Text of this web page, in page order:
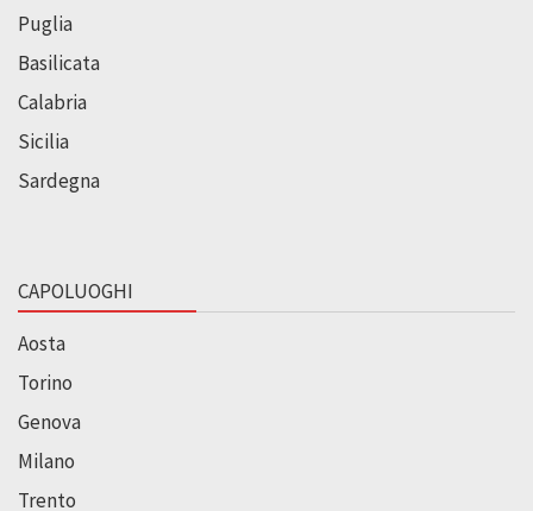
Puglia
Basilicata
Calabria
Sicilia
Sardegna
CAPOLUOGHI
Aosta
Torino
Genova
Milano
Trento